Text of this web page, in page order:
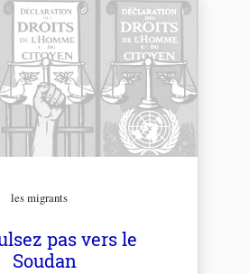
les migrants
pas vers le
Soudan